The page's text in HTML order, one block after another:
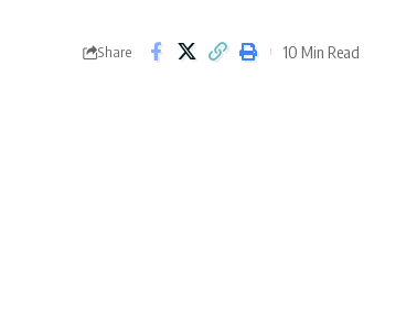
Share 10 Min Read